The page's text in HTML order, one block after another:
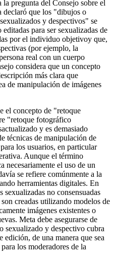
la pregunta del Consejo sobre el
declaró que los "dibujos o
y despectivos" se
para ser sexualizadas de
por el individuo objetivoy que,
(por ejemplo, la
real con un cuerpo
considera que un concepto
más clara que
de manipulación de imágenes
el concepto de "retoque
"retoque fotográfico
y es demasiado
técnicas de manipulación de
los usuarios, en particular
Aunque el término
el uso de un
se refiere comúnmente a la
herramientas digitales. En
sexualizadas no consensuadas
creadas utilizando modelos de
imágenes existentes o
Meta debe asegurarse de
sexualizado y despectivo cubra
edición, de una manera que sea
los moderadores de la